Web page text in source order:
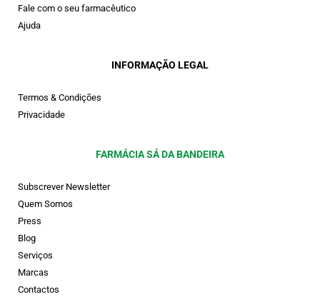
Fale com o seu farmacêutico
Ajuda
INFORMAÇÃO LEGAL
Termos & Condições
Privacidade
FARMÁCIA SÁ DA BANDEIRA
Subscrever Newsletter
Quem Somos
Press
Blog
Serviços
Marcas
Contactos